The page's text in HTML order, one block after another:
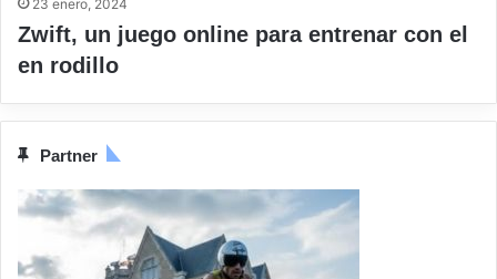
23 enero, 2024
Zwift, un juego online para entrenar con el
en rodillo
Partner